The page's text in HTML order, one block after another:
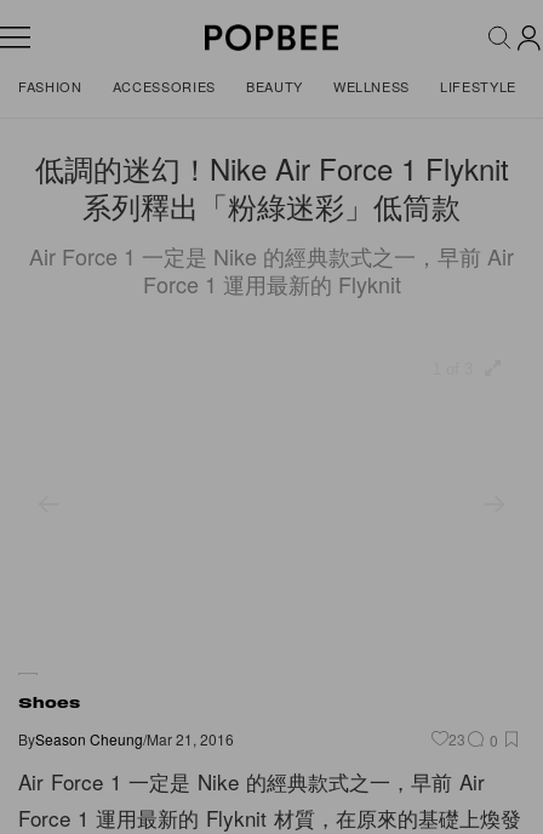
FASHION ACCESSORIES BEAUTY WELLNESS LIFESTYLE
低調的迷幻！Nike Air Force 1 Flyknit
系列釋出「粉綠迷彩」低筒款
Air Force 1 一定是 Nike 的經典款式之一，早前 Air
Force 1 運用最新的 Flyknit
Shoes
BySeason Cheung/Mar 21, 2016 23 0
Air Force 1 一定是 Nike 的經典款式之一，早前 Air
Force 1 運用最新的 Flyknit 材質，在原來的基礎上煥發